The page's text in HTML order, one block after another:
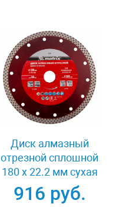
Диск алмазный
отрезной сплошной
180 х 22.2 мм сухая
резка Matrix
Professional 73128
916 руб.